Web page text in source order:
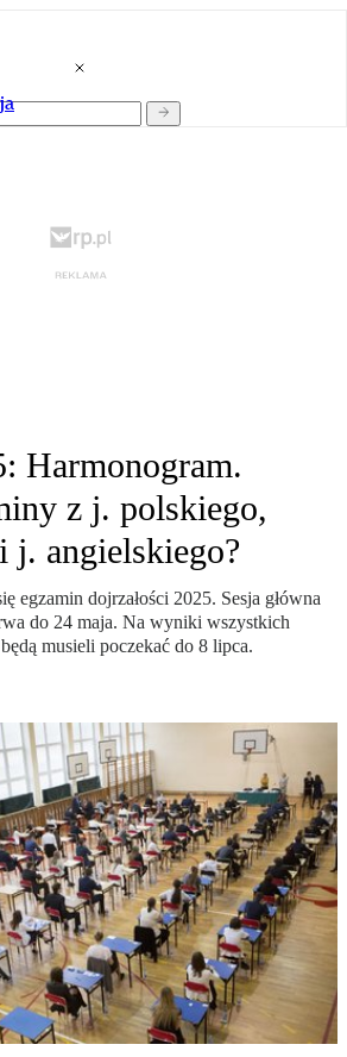
Harmonogram.
z j. polskiego,
j. angielskiego?
egzamin dojrzałości 2025. Sesja główna
do 24 maja. Na wyniki wszystkich
musieli poczekać do 8 lipca.